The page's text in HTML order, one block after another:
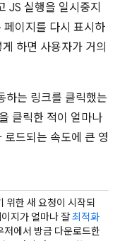
JS 실행을 일시중지
이지를 다시 표시하
하면 사용자가 거의
하는 링크를 클릭했는
클릭한 적이 얼마나
드되는 속도에 큰 영
위한 새 요청이 시작되
지가 얼마나 잘최적화
저에서 방금 다운로드한